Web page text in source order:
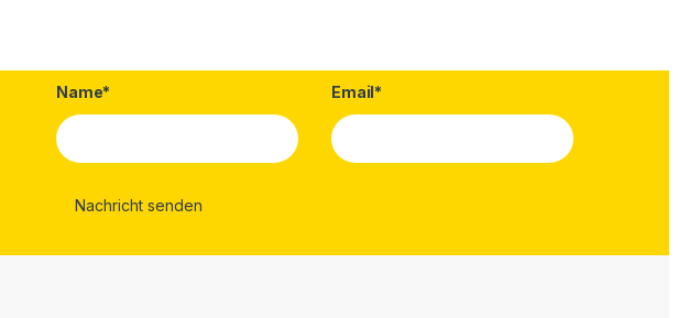
Name* Email*